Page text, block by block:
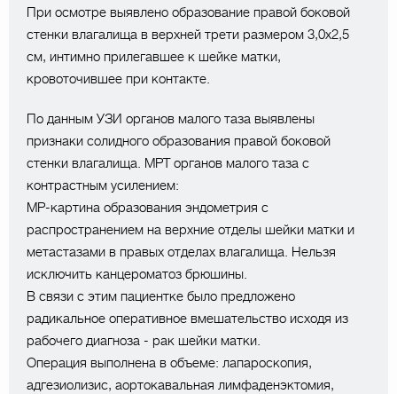
При осмотре выявлено образование правой боковой
стенки влагалища в верхней трети размером 3,0х2,5
см, интимно прилегавшее к шейке матки,
кровоточившее при контакте. ⠀
По данным УЗИ органов малого таза выявлены
признаки солидного образования правой боковой
стенки влагалища. МРТ органов малого таза с
контрастным усилением:
МР-картина образования эндометрия с
распространением на верхние отделы шейки матки и
метастазами в правых отделах влагалища. Нельзя
исключить канцероматоз брюшины.
В связи с этим пациентке было предложено
радикальное оперативное вмешательство исходя из
рабочего диагноза - рак шейки матки.
Операция выполнена в объеме: лапароскопия,
адгезиолизис, аортокавальная лимфаденэктомия,